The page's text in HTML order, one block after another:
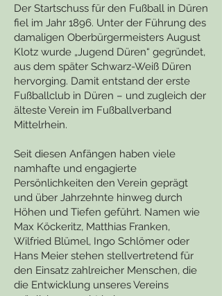
Der Startschuss für den Fußball in Düren
fiel im Jahr 1896. Unter der Führung des
damaligen Oberbürgermeisters August
Klotz wurde „Jugend Düren“ gegründet,
aus dem später Schwarz-Weiß Düren
hervorging. Damit entstand der erste
Fußballclub in Düren – und zugleich der
älteste Verein im Fußballverband
Mittelrhein.
Seit diesen Anfängen haben viele
namhafte und engagierte
Persönlichkeiten den Verein geprägt
und über Jahrzehnte hinweg durch
Höhen und Tiefen geführt. Namen wie
Max Köckeritz, Matthias Franken,
Wilfried Blümel, Ingo Schlömer oder
Hans Meier stehen stellvertretend für
den Einsatz zahlreicher Menschen, die
die Entwicklung unseres Vereins